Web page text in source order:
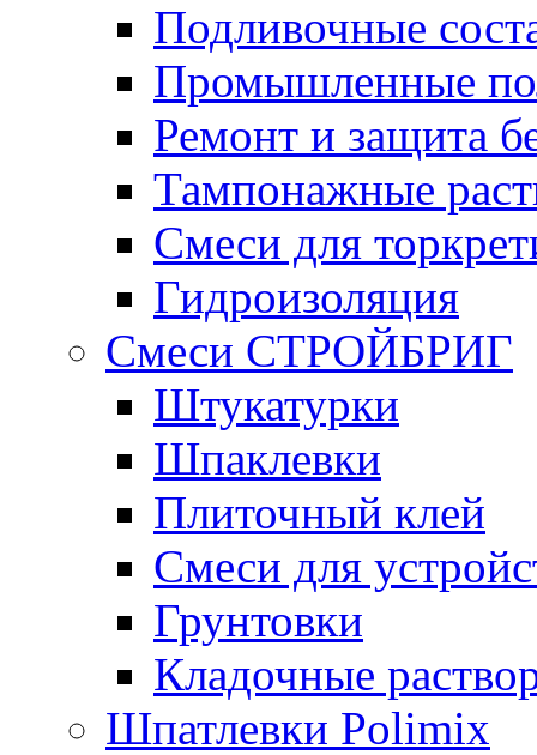
Подливочные
Промышленные
Ремонт и защита
Тампонажные
Смеси для
Гидроизоляция
Смеси СТРОЙБРИГ
Штукатурки
Шпаклевки
Плиточный клей
Смеси для
Грунтовки
Кладочные
Шпатлевки Polimix